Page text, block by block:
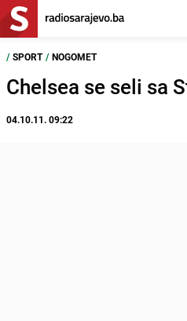
/ SPORT / NOGOMET
Chelsea se seli sa
04.10.11. 09:22